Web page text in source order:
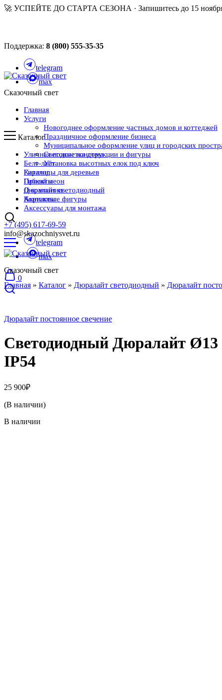
🚀 УСПЕЙТЕ ДО СТАРТА СЕЗОНА · Запишитесь до 15 ноября
Поддержка: 8 (800) 555-35-35
telegram
max
Сказочный свет
Главная
Услуги
Новогоднее оформление частных домов и коттеджей
Праздничное оформление бизнеса
Муниципальное оформление улиц и городских
Световые конструкции и фигуры
Установка высотных елок под ключ
Каталог
Проекты
О компании
Контакты
telegram
max
0
Каталог
Уличная подсветка дома
Белт-лайт
Гирлянды для деревьев
Гибкий неон
Дюралайт светодиодный
Акриловые фигуры
Аксессуары для монтажа
+7 (495) 617-69-59
info@skazochniysvet.ru
Сказочный свет
Главная » Каталог » Дюралайт светодиодный » Дюралайт
Дюралайт постоянное свечение
Светодиодный Дюралайт Ø13
IP54
25 900₽
(В наличии)
В наличии